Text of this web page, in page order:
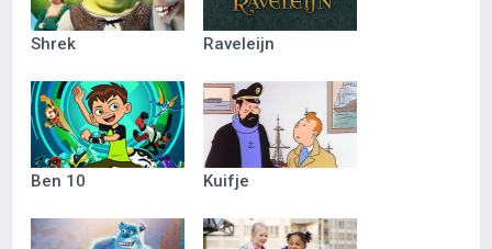
Shrek Raveleijn
Ben 10 Kuifje